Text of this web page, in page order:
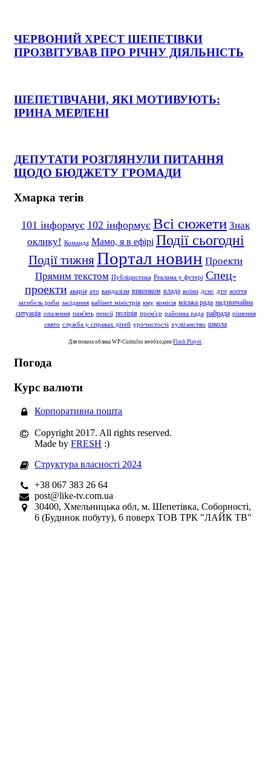
ЧЕРВОНИЙ ХРЕСТ ШЕПЕТІВКИ
ПРОЗВІТУВАВ ПРО РІЧНУ ДІЯЛЬНІСТЬ
ШЕПЕТІВЧАНИ, ЯКІ МОТИВУЮТЬ:
ІРИНА МЕРЛЕНІ
ДЕПУТАТИ РОЗГЛЯНУЛИ ПИТАННЯ
ЩОДО БЮДЖЕТУ ГРОМАДИ
Хмарка тегів
101 інформує 102 інформує Всі сюжети Знак
оклику! Команда Мамо, я в ефірі Події сьогодні
Події тижняПортал новин Проекти
Прямим текстом Публіцистика Реклама у футері Спец-
проекти аварія ато вандалізм виконком влада воїни дснс дтп життя
загибель риби засідання кабінет міністрів кму комісія міська рада надзвичайна
ситуація опалення пам'ять пенсії поліція прем'єр районна рада райрада рішення
свято служба у справах дітей урочистості хуліганство школа
Для показа облака WP-Cumulus необходим Flash Player.
Погода
Курс валюти
Корпоративна пошта
Copyright 2017. All rights reserved.
Made byFRESH :)
Структура власності 2024
+38 067 383 26 64
post@like-tv.com.ua
30400, Хмельницька обл, м. Шепетівка, Соборності,
6 (Будинок побуту), 6 поверх ТОВ ТРК "ЛАЙК ТВ"